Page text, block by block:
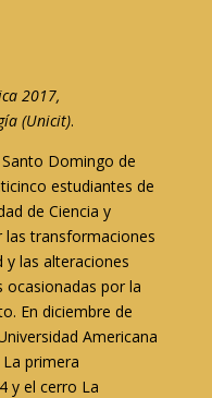
2017,
(Unicit).
Domingo de
estudiantes de
de Ciencia y
las transformaciones
y las alteraciones
ocasionadas por la
En diciembre de
Americana
primera
y el cerro La